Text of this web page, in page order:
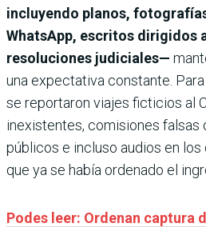
incluyendo planos,
WhatsApp, escritos dirigidos
resoluciones judiciales—
una expectativa constante.
se reportaron viajes ficticios al
inexistentes, comisiones falsas
públicos e incluso audios en
que ya se había ordenado el
Podes leer: Ordenan captura